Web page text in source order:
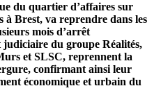
du quartier d’affaires sur
à Brest, va reprendre dans les
mois d’arrêt
judiciaire du groupe Réalités,
et SLSC, reprennent la
confirmant ainsi leur
économique et urbain du